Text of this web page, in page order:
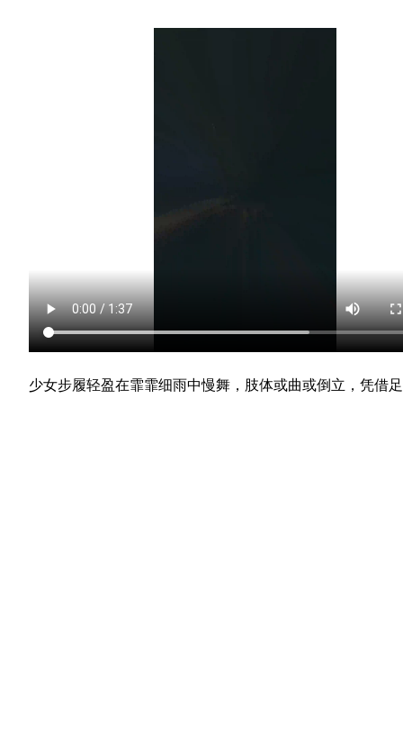
少女步履轻盈在霏霏细雨中慢舞，肢体或曲或倒立，凭借